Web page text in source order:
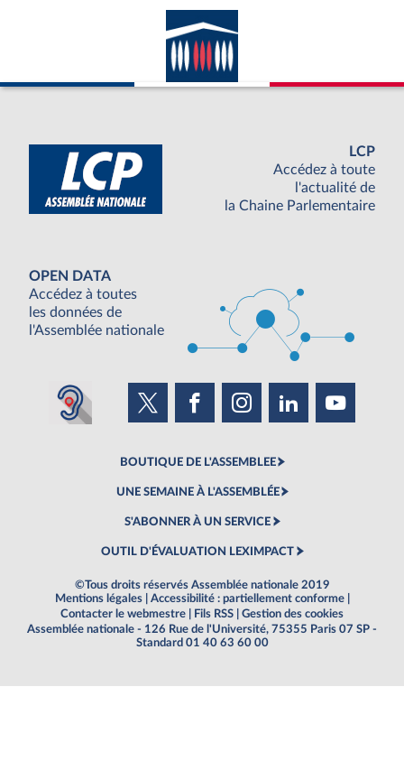
LCP
Accédez à toute
l'actualité de
la Chaine Parlementaire
OPEN DATA
Accédez à toutes
les données de
l'Assemblée nationale
BOUTIQUE DE L'ASSEMBLEE
UNE SEMAINE À L'ASSEMBLÉE
S'ABONNER À UN SERVICE
OUTIL D'ÉVALUATION LEXIMPACT
©Tous droits réservés Assemblée nationale 2019
Mentions légales
Accessibilité : partiellement conforme
Contacter le webmestre
Fils RSS
Gestion des cookies
Assemblée nationale - 126 Rue de l'Université, 75355 Paris 07 SP -
Standard 01 40 63 60 00